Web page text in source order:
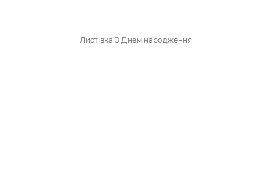
Листівка З Днем народження!